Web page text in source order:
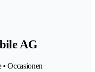
AG
• Occasionen